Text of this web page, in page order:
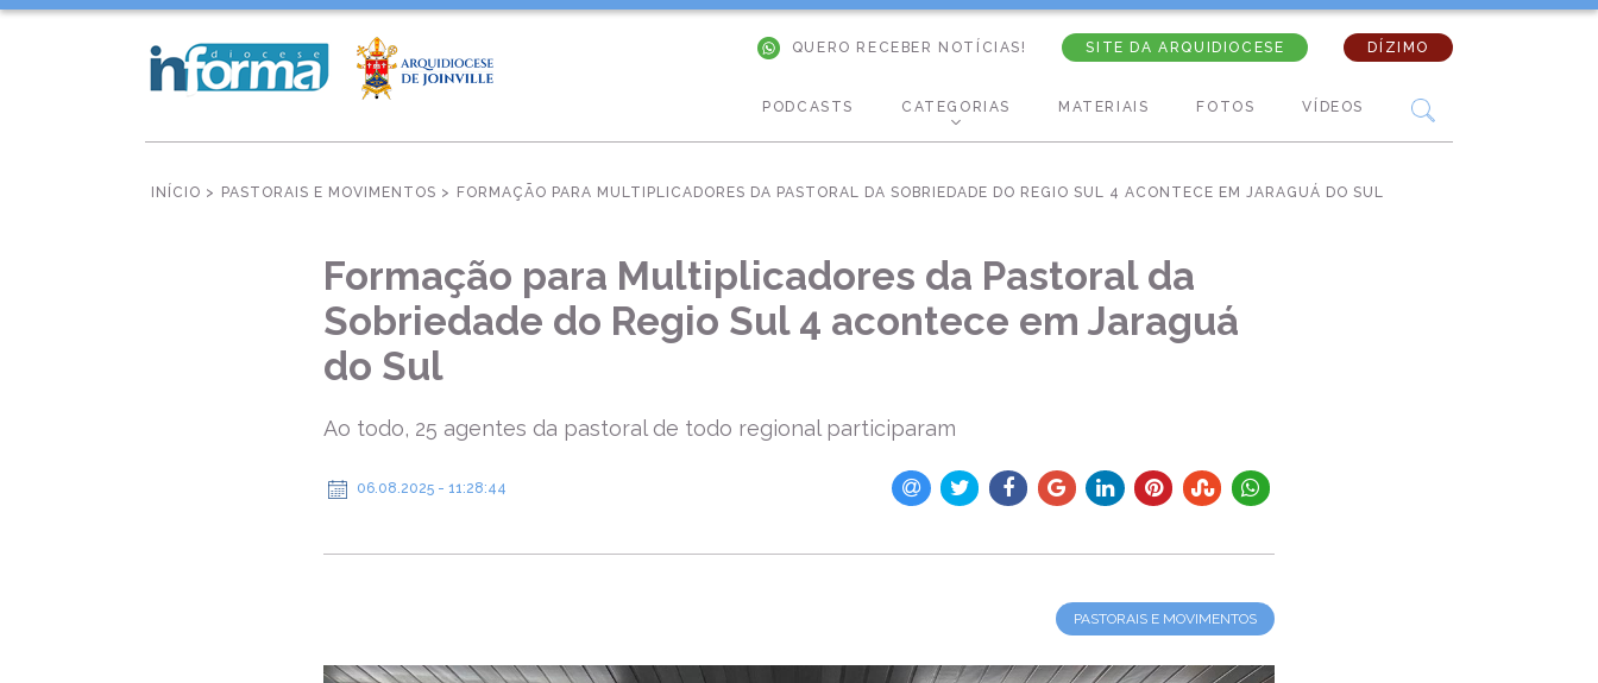
DÍZIMO
SITE DA ARQUIDIOCESE
QUERO RECEBER NOTÍCIAS!
VÍDEOS
FOTOS
MATERIAIS
CATEGORIAS
PODCASTS
INÍCIO > PASTORAIS E MOVIMENTOS > FORMAÇÃO PARA MULTIPLICADORES DA PASTORAL DA SOBRIEDADE DO REGIO SUL 4 ACONTECE EM JARAGUÁ DO SUL
Formação para Multiplicadores da Pastoral da
Sobriedade do Regio Sul 4 acontece em Jaraguá
do Sul
Ao todo, 25 agentes da pastoral de todo regional participaram
06.08.2025 - 11:28:44
PASTORAIS E MOVIMENTOS